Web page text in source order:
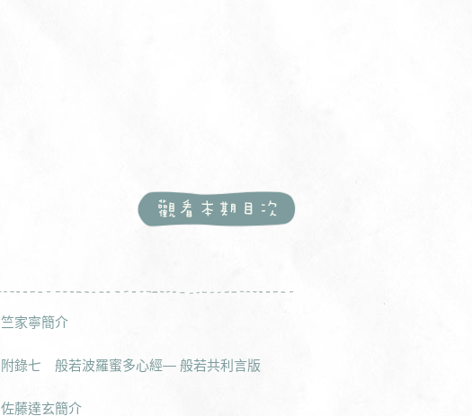
竺家寧簡介
附錄七 般若波羅蜜多心經— 般若共利言版
佐藤達玄簡介